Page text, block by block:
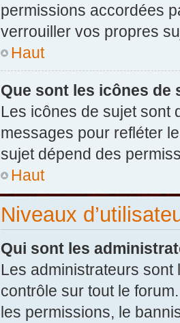
permissions accordées
verrouiller vos propres
Haut
Que sont les icônes de
Les icônes de sujet sont
messages pour refléter
sujet dépend des
Haut
Niveaux
Qui sont les
Les administrateurs
contrôle sur tout le
les permissions, le